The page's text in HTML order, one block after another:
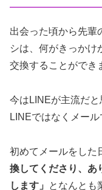
出会った頃から先輩
シは、何がきっかけ
交換することができ
今はLINEが主流だ
LINEではなくメール
初めてメールをした
換してくださり、あ
します」
となんとも